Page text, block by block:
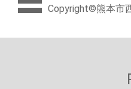
Copyright©熊本市